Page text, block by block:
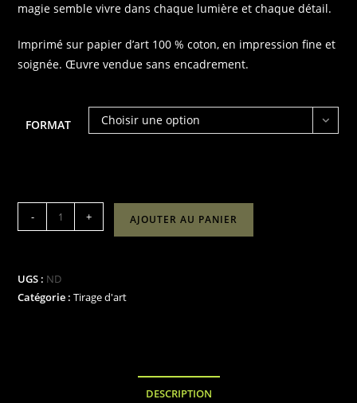
magie semble vivre dans chaque lumière et chaque détail.
Imprimé sur papier d’art 100 % coton, en impression fine et
soignée. Œuvre vendue sans encadrement.
FORMAT Choisir une option
quantité
de
de
- + AJOUTER AU PANIER
UGS : ND
Catégorie :Tirage d'art
DESCRIPTION